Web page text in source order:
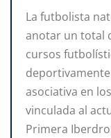
La futbolista
anotar un total
cursos
asociativa en
vinculada al
Primera